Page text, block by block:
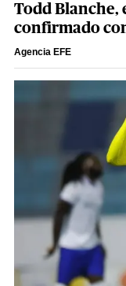
Todd Blanche,
confirmado
Agencia EFE